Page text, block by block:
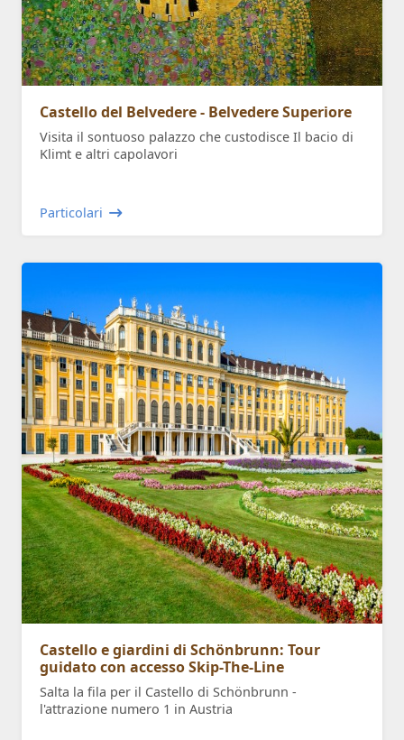
Castello del Belvedere - Belvedere Superiore
Visita il sontuoso palazzo che custodisce Il bacio di
Klimt e altri capolavori
Particolari
Castello e giardini di Schönbrunn: Tour
guidato con accesso Skip-The-Line
Salta la fila per il Castello di Schönbrunn -
l'attrazione numero 1 in Austria